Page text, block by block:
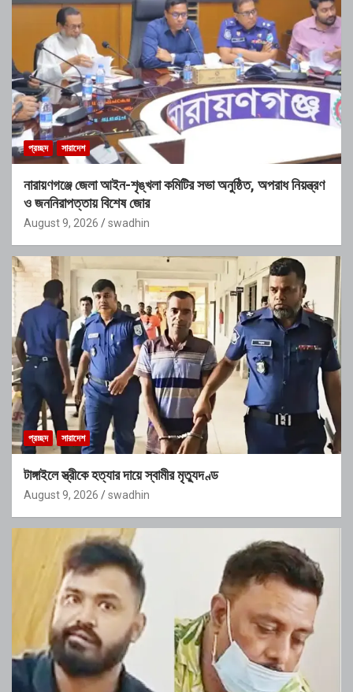
প্রচ্ছদ সারাদেশ
নারায়ণগঞ্জে জেলা আইন-শৃঙ্খলা কমিটির সভা অনুষ্ঠিত, অপরাধ নিয়ন্ত্রণ
ও জননিরাপত্তায় বিশেষ জোর
August 9, 2026 swadhin
প্রচ্ছদ সারাদেশ
টাঙ্গাইলে স্ত্রীকে হত্যার দায়ে স্বামীর মৃত্যুদণ্ড
August 9, 2026 swadhin